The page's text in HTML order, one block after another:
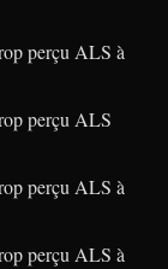
perçu ALS à
perçu ALS
perçu ALS à
perçu ALS à